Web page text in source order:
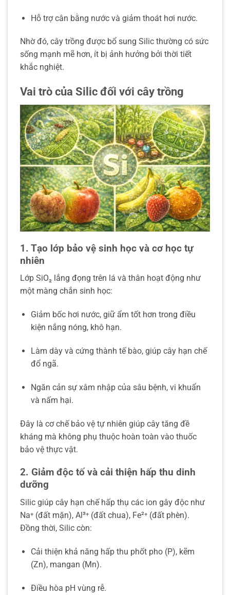
Hỗ trợ cân bằng nước và giảm thoát hơi nước.
Nhờ đó, cây trồng được bổ sung Silic thường có sức
sống mạnh mẽ hơn, ít bị ảnh hưởng bởi thời tiết
khắc nghiệt.
Vai trò của Silic đối với cây trồng
1. Tạo lớp bảo vệ sinh học và cơ học tự
nhiên
Lớp SiO₂ lắng đọng trên lá và thân hoạt động như
một màng chắn sinh học:
Giảm bốc hơi nước, giữ ẩm tốt hơn trong điều
kiện nắng nóng, khô hạn.
Làm dày và cứng thành tế bào, giúp cây hạn chế
đổ ngã.
Ngăn cản sự xâm nhập của sâu bệnh, vi khuẩn
và nấm hại.
Đây là cơ chế bảo vệ tự nhiên giúp cây tăng đề
kháng mà không phụ thuộc hoàn toàn vào thuốc
bảo vệ thực vật.
2. Giảm độc tố và cải thiện hấp thu dinh
dưỡng
Silic giúp cây hạn chế hấp thụ các ion gây độc như
Na⁺ (đất mặn), Al³⁺ (đất chua), Fe²⁺ (đất phèn).
Đồng thời, Silic còn:
Cải thiện khả năng hấp thu phốt pho (P), kẽm
(Zn), mangan (Mn).
Điều hòa pH vùng rễ.